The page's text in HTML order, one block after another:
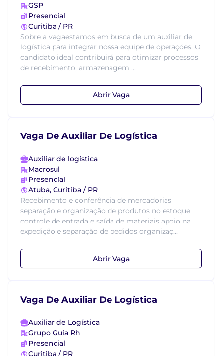
GSP
Presencial
Curitiba / PR
Sobre a vagaestamos em busca de um auxiliar de
logística para integrar nossa equipe de operações. O
candidato ideal contribuirá para otimizar processos
de recebimento, armazenagem ...
Abrir Vaga
Vaga De Auxiliar De Logística
Auxiliar de logística
Macrosul
Presencial
Atuba, Curitiba / PR
Recebimento e conferência de mercadorias
separação e organização de produtos no estoque
controle de entrada e saída de materiais apoio na
expedição e separação de pedidos organizaç...
Abrir Vaga
Vaga De Auxiliar De Logística
Auxiliar de Logística
Grupo Guia Rh
Presencial
Curitiba / PR